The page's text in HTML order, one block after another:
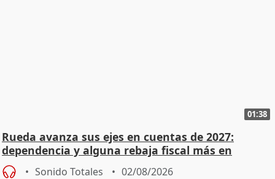
01:38
Rueda avanza sus ejes en cuentas de 2027:
dependencia y alguna rebaja fiscal más en
vivienda
Sonido Totales 02/08/2026